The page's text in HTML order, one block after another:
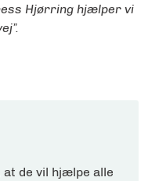
Hjørring hjælper vi
de vil hjælpe alle